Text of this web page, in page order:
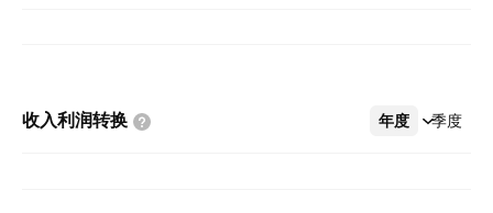
收入利润转换 年度 季度
更多